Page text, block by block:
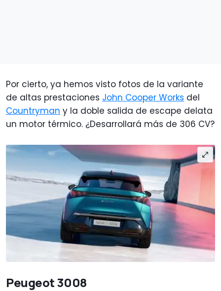
Por cierto, ya hemos visto fotos de la variante
de altas prestaciones John Cooper Works del
Countryman y la doble salida de escape delata
un motor térmico. ¿Desarrollará más de 306 CV?
Peugeot 3008